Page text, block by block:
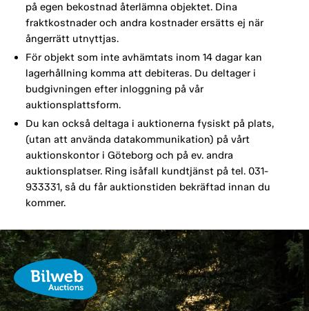
på egen bekostnad återlämna objektet. Dina
fraktkostnader och andra kostnader ersätts ej när
ångerrätt utnyttjas.
För objekt som inte avhämtats inom 14 dagar kan
lagerhållning komma att debiteras. Du deltager i
budgivningen efter inloggning på vår
auktionsplattsform.
Du kan också deltaga i auktionerna fysiskt på plats,
(utan att använda datakommunikation) på vårt
auktionskontor i Göteborg och på ev. andra
auktionsplatser. Ring isåfall kundtjänst på tel. 031-
933331, så du får auktionstiden bekräftad innan du
kommer.